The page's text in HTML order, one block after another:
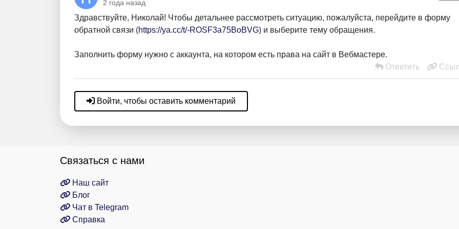
2 года назад
Здравствуйте, Николай! Чтобы детальнее рассмотреть ситуацию, пожалуйста, перейдите в форму
обратной связи (https://ya.cc/t/-ROSF3a75BoBVG) и выберите тему обращения.
Заполнить форму нужно с аккаунта, на котором есть права на сайт в Вебмастере.
Ответить
Войти, чтобы оставить комментарий
Связаться с нами
Наш сайт
Блог
Чат в Telegram
Справка